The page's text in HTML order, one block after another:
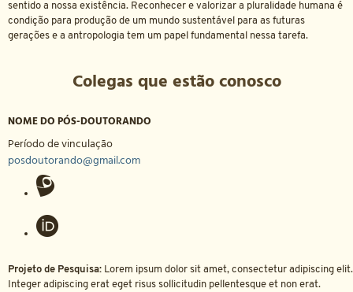
sentido a nossa existência. Reconhecer e valorizar a pluralidade humana é
condição para produção de um mundo sustentável para as futuras
gerações e a antropologia tem um papel fundamental nessa tarefa.
Colegas que estão conosco
NOME DO PÓS-DOUTORANDO
Período de vinculação
posdoutorando@gmail.com
Projeto de Pesquisa: Lorem ipsum dolor sit amet, consectetur adipiscing elit.
Integer adipiscing erat eget risus sollicitudin pellentesque et non erat.